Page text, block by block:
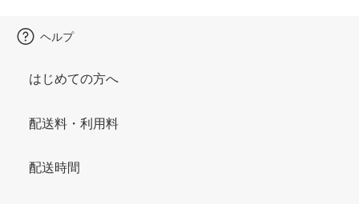
ヘルプ
はじめての方へ
配送料・利用料
配送時間